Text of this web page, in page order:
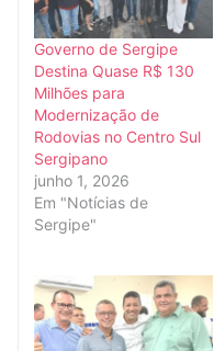
Governo de Sergipe
Destina Quase R$ 130
Milhões para
Modernização de
Rodovias no Centro Sul
Sergipano
junho 1, 2026
Em "Notícias de
Sergipe"